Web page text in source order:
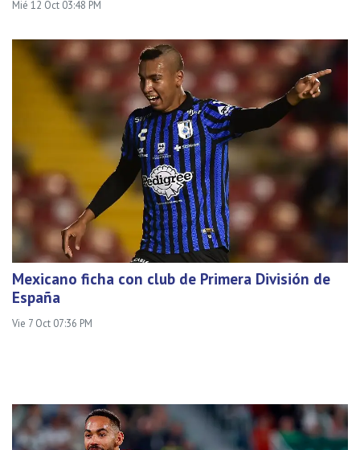
Mié 12 Oct 03:48 PM
Mexicano ficha con club de Primera División de
España
Vie 7 Oct 07:36 PM